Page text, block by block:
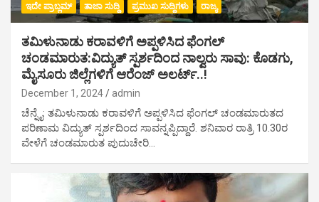
ಇದೇ ಪ್ರಾಬ್ಲಮ್ ತಾಜಾ ಸುದ್ದಿ ಪ್ರಮುಖ ಸುದ್ದಿಗಳು ರಾಜ್ಯ
ತಮಿಳುನಾಡು ಕರಾವಳಿಗೆ ಅಪ್ಪಳಿಸಿದ ಫೆಂಗಲ್
ಚಂಡಮಾರುತ:ವಿದ್ಯುತ್ ಸ್ಪರ್ಶದಿಂದ ನಾಲ್ವರು ಸಾವು: ಕೊಡಗು,
ಮೈಸೂರು ಜಿಲ್ಲೆಗಳಿಗೆ ಆರೆಂಜ್ ಅಲರ್ಟ್..!
December 1, 2024 admin
ಚೆನ್ನೈ: ತಮಿಳುನಾಡು ಕರಾವಳಿಗೆ ಅಪ್ಪಳಿಸಿದ ಫೆಂಗಲ್ ಚಂಡಮಾರುತದ
ಪರಿಣಾಮ ವಿದ್ಯುತ್ ಸ್ಪರ್ಶದಿಂದ ಸಾವನ್ನಪ್ಪಿದ್ದಾರೆ. ಶನಿವಾರ ರಾತ್ರಿ 10.30ರ
ವೇಳೆಗೆ ಚಂಡಮಾರುತ ಪುದುಚೇರಿ…